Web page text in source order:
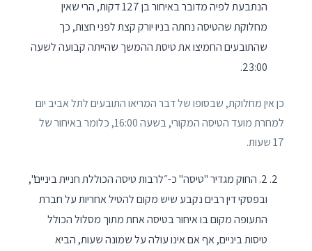
הנתבעת לפיה מדובר באיחור בן 127 דקות, הרי שאין
מחלוקת שהטיסה נחתה בניו יורק קצת לפני חצות, כך
שהתובעים החמיצו את טיסת ההמשך שהייתה קבועה לשעה
23:00.
כן אין מחלוקת, שבסופו של דבר המריאו התובעים לתל אביב יום
למחרת מועד הטיסה המקורי, בשעה 16:00, כלומר באיחור של
17 שעות.
2. החוק מגדיר "טיסה" כ-״לרבות טיסה הכוללת חניית ביניים",
ובפסקי דין רבים נקבע שיש מקום להטיל אחריות על חברת
התעופה מקום בו איחור בטיסה אחת מתוך מסלול הכולל
טיסות ביניים, אף אם אינו עולה על שמונה שעות, הביא